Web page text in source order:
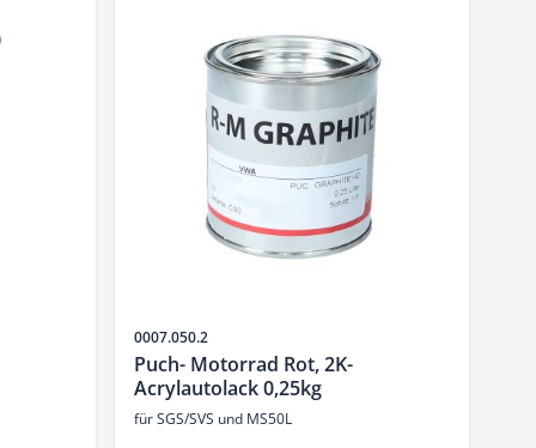
SKU
0007.050.2
Puch- Motorrad Rot, 2K-
Acrylautolack 0,25kg
für SGS/SVS und MS50L